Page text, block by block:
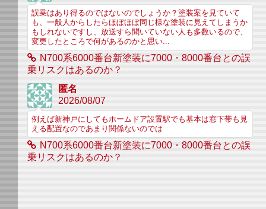
誤乗はあり得るのではないのでしょうか？塗装案を見ていて
も、一般人からしたらほぼほぼ同じ様な塗装に見えてしまうか
もしれないですし、放送すら聞いていない人も多数いるので、
変更したところで何があるのかと思い...
N700系6000番台新塗装に7000・8000番台との誤
乗リスクはあるのか？
匿名
2026/08/07
例えば新神戸にしてもホームドア設置駅でも基本は窓下帯も見
える配置なのであまり関係ないのでは
N700系6000番台新塗装に7000・8000番台との誤
乗リスクはあるのか？